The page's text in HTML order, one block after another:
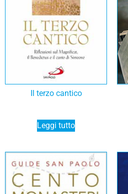
Il terzo cantico
Leggi tutto